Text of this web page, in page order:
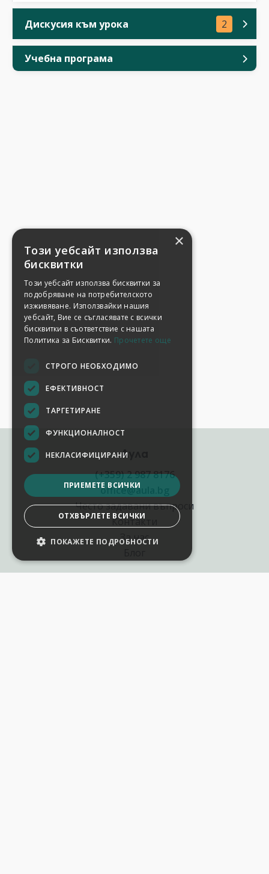
Дискусия към урока 2
Учебна програма
Аула
(+359) 2 987 8176
office@aula.bg
Често задавани въпроси
Контакти
За нас
×
Този уебсайт използва
бисквитки
Този уебсайт използва бисквитки за
подобряване на потребителското
изживяване. Използвайки нашия
уебсайт, Вие се съгласявате с всички
бисквитки в съответствие с нашата
Политика за Бисквитки. Прочетете още
СТРОГО НЕОБХОДИМО
ЕФЕКТИВНОСТ
ТАРГЕТИРАНЕ
ФУНКЦИОНАЛНОСТ
НЕКЛАСИФИЦИРАНИ
ПРИЕМЕТЕ ВСИЧКИ
ОТХВЪРЛЕТЕ ВСИЧКИ
ПОКАЖЕТЕ ПОДРОБНОСТИ